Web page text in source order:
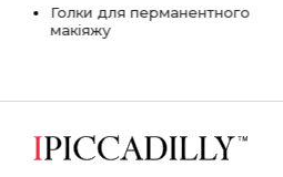
Голки для перманентного
макіяжу